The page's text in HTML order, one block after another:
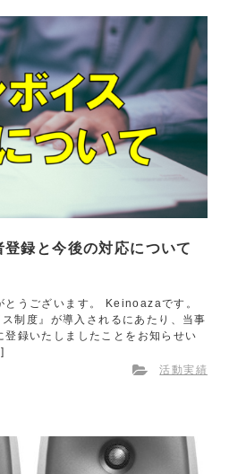
録と今後の対応について
とうございます。 Keinoazaです。
制度』が導入されるにあたり、当事
録いたしましたことをお知らせい
活動実績